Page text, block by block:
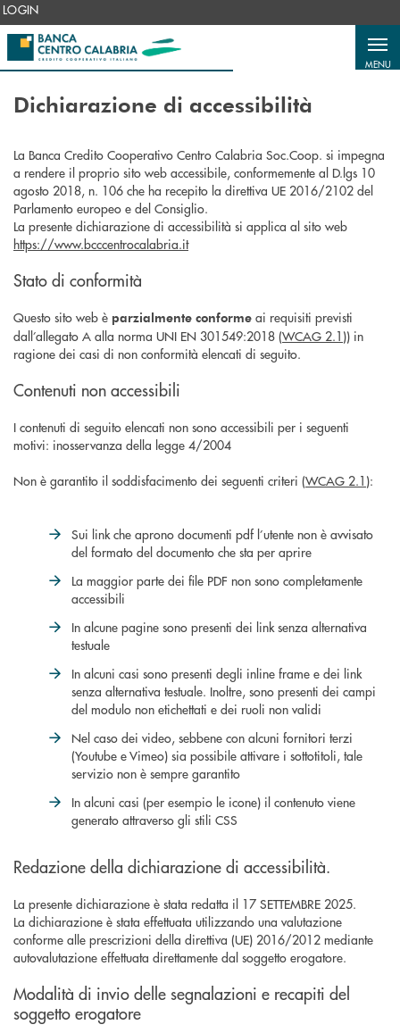
Salta al contenuto principale
LOGIN
MENU
Dichiarazione di accessibilità
La Banca Credito Cooperativo Centro Calabria Soc.Coop. si impegna
a rendere il proprio sito web accessibile, conformemente al D.lgs 10
agosto 2018, n. 106 che ha recepito la direttiva UE 2016/2102 del
Parlamento europeo e del Consiglio.
La presente dichiarazione di accessibilità si applica al sito web
https://www.bcccentrocalabria.it
Stato di conformità
Questo sito web è parzialmente conforme ai requisiti previsti
dall’allegato A alla norma UNI EN 301549:2018 (WCAG 2.1 )) in
ragione dei casi di non conformità elencati di seguito.
Contenuti non accessibili
I contenuti di seguito elencati non sono accessibili per i seguenti
motivi: inosservanza della legge 4/2004
Non è garantito il soddisfacimento dei seguenti criteri (WCAG 2.1 ):
Sui link che aprono documenti pdf l’utente non è avvisato
del formato del documento che sta per aprire
La maggior parte dei file PDF non sono completamente
accessibili
In alcune pagine sono presenti dei link senza alternativa
testuale
In alcuni casi sono presenti degli inline frame e dei link
senza alternativa testuale. Inoltre, sono presenti dei campi
del modulo non etichettati e dei ruoli non validi
Nel caso dei video, sebbene con alcuni fornitori terzi
(Youtube e Vimeo) sia possibile attivare i sottotitoli, tale
servizio non è sempre garantito
In alcuni casi (per esempio le icone) il contenuto viene
generato attraverso gli stili CSS
Redazione della dichiarazione di accessibilità.
La presente dichiarazione è stata redatta il 17 SETTEMBRE 2025.
La dichiarazione è stata effettuata utilizzando una valutazione
conforme alle prescrizioni della direttiva (UE) 2016/2012 mediante
autovalutazione effettuata direttamente dal soggetto erogatore.
Modalità di invio delle segnalazioni e recapiti del
soggetto erogatore